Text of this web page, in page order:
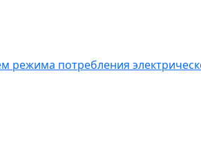
режима потребления